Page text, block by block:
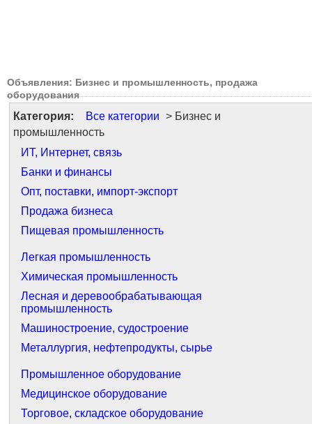
Объявления: Бизнес и промышленность, продажа
оборудования
Категория: Все категории > Бизнес и
промышленность
ИТ, Интернет, связь
Банки и финансы
Опт, поставки, импорт-экспорт
Продажа бизнеса
Пищевая промышленность
Легкая промышленность
Химическая промышленность
Лесная и деревообрабатывающая
промышленность
Машиностроение, судостроение
Металлургия, нефтепродукты, сырье
Промышленное оборудование
Медицинское оборудование
Торговое, складское оборудование